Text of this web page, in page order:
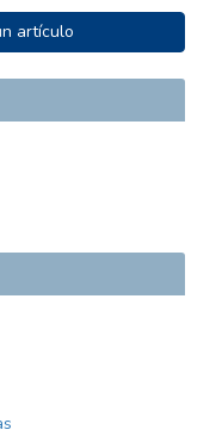
artículo